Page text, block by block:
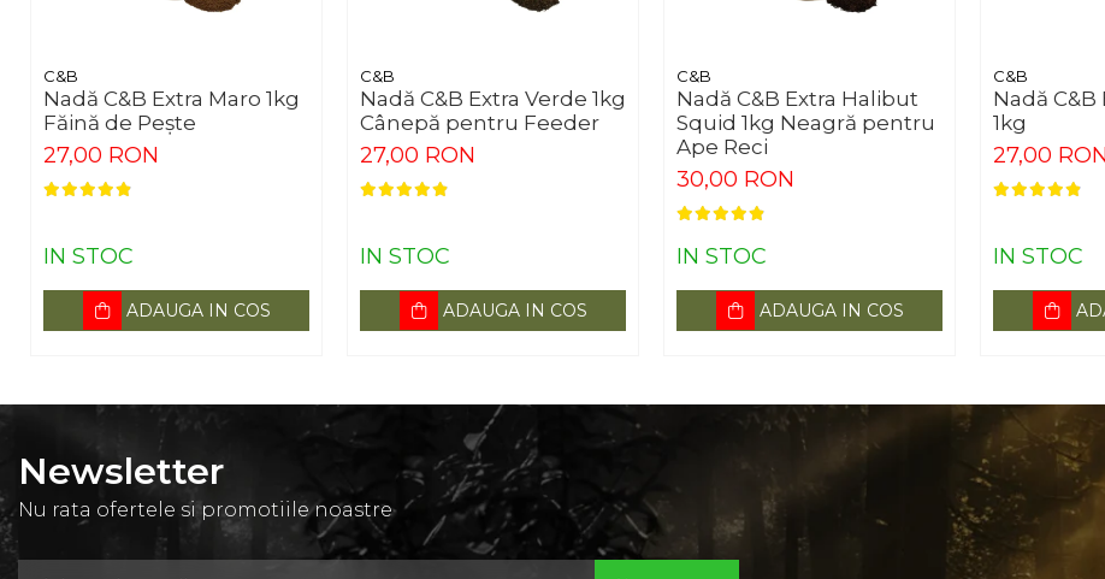
C&B
Nadă C&B Extra Maro 1kg
Făină de Pește
27,00 RON
IN STOC
ADAUGA IN COS
C&B
Nadă C&B Extra Verde 1kg
Cânepă pentru Feeder
27,00 RON
IN STOC
ADAUGA IN COS
C&B
Nadă C&B Extra Halibut
Squid 1kg Neagră pentru
Ape Reci
30,00 RON
IN STOC
ADAUGA IN COS
C&B
Nadă C&B
1kg
27,00 RON
IN STOC
Newsletter
Nu rata ofertele si promotiile noastre